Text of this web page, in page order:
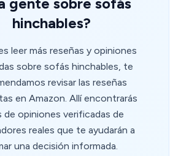
hinchables?
leer más reseñas y opiniones
sobre sofás hinchables, te
revisar las reseñas
en Amazon. Allí encontrarás
de opiniones verificadas de
reales que te ayudarán a
una decisión informada.